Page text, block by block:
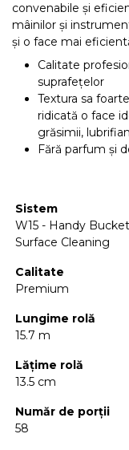
convenabile și
mâinilor și
și o face mai
Calitate
suprafețelor
Textura sa
ridicată o face
grăsimii,
Fără parfum și
Sistem
W15 - Handy Bucket
Surface Cleaning
Calitate
Premium
Lungime rolă
15.7 m
Lățime rolă
13.5 cm
Număr de porții
58